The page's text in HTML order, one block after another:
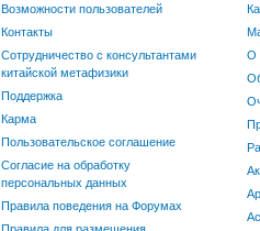
Возможности пользователей
Контакты
Сотрудничество с консультантами
китайской метафизики
Поддержка
Карма
Пользовательское соглашение
Согласие на обработку
персональных данных
Правила поведения на Форумах
Правила для размещения
О